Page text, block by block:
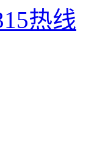
热线